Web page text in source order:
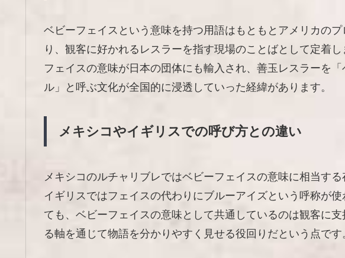
ベビーフェイスという意味を持つ用語はもともとアメリカの
り、観客に好かれるレスラーを指す現場のことばとして定着
フェイスの意味が日本の団体にも輸入され、善玉レスラーを
ル」と呼ぶ文化が全国的に浸透していった経緯があります。
メキシコやイギリスでの呼び方との違い
メキシコのルチャリブレではベビーフェイスの意味に相当する
イギリスではフェイスの代わりにブルーアイズという呼称が
ても、ベビーフェイスの意味として共通しているのは観客に
る軸を通じて物語を分かりやすく見せる役回りだという点です